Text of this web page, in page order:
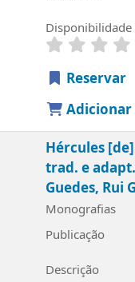
ao carrinho
Ana Maria
[49] p. :
Disponível (1).
ao carrinho